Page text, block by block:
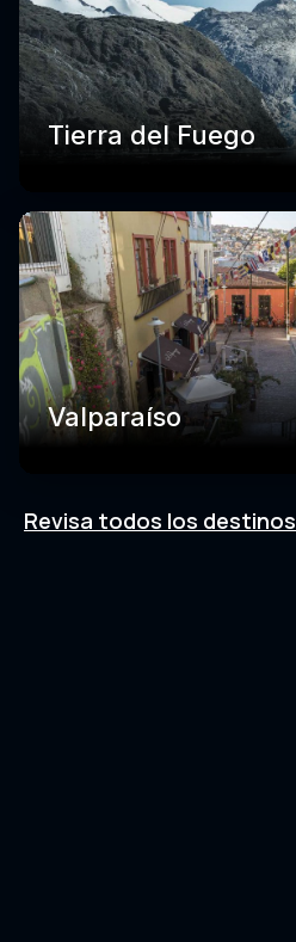
Tierra del Fuego
Valparaíso
Revisa todos los destinos